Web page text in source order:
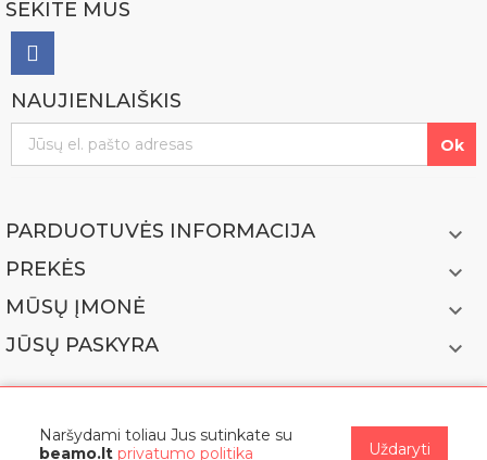
SEKITE MUS
NAUJIENLAIŠKIS
PARDUOTUVĖS INFORMACIJA 
PREKĖS 
MŪSŲ ĮMONĖ 
JŪSŲ PASKYRA 
© 2022 BEAMO
Naršydami toliau Jus sutinkate su
beamo.lt privatumo politika Uždaryti